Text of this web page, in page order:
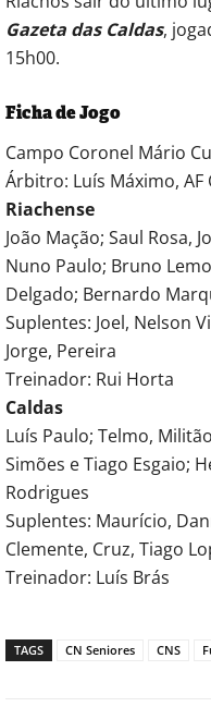
Gazeta das Caldas,
15h00.
Ficha de Jogo
Campo Coronel Mário
Árbitro: Luís Máximo, AF
Riachense
João Mação; Saul Rosa,
Nuno Paulo; Bruno
Delgado; Bernardo
Suplentes: Joel, Nelson
Jorge, Pereira
Treinador: Rui Horta
Caldas
Luís Paulo; Telmo,
Simões e Tiago Esgaio;
Rodrigues
Suplentes: Maurício,
Clemente, Cruz, Tiago
Treinador: Luís Brás
TAGS CN Seniores CNS